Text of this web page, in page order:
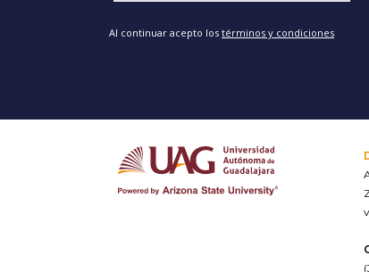
Al continuar acepto los términos y condiciones